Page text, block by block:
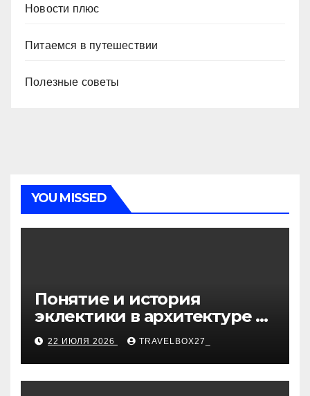
Новости плюс
Питаемся в путешествии
Полезные советы
YOU MISSED
Понятие и история
эклектики в архитектуре и
дизайне интерьеров
22 ИЮЛЯ 2026 TRAVELBOX27_